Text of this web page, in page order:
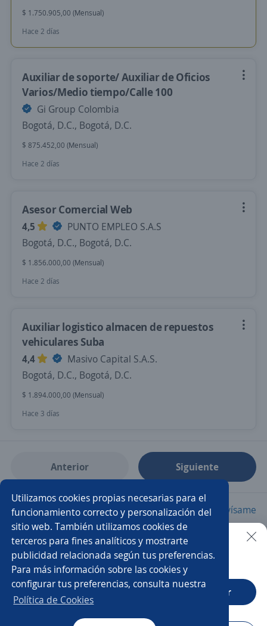
Utilizamos cookies propias necesarias para el
funcionamiento correcto y personalización del
sitio web. También utilizamos cookies de
terceros para fines analíticos y mostrarte
publicidad relacionada según tus preferencias.
Para más información sobre las cookies y
configurar tus preferencias, consulta nuestra
Política de Cookies
$ 1.750.905,00 (Mensual)
Hace 2 días
Auxiliar de soporte/ Auxiliar de Oficios
Varios/Medio tiempo/Calle 100
Gi Group Colombia
Bogotá, D.C., Bogotá, D.C.
$ 875.452,00 (Mensual)
Hace 2 días
Asesor Comercial Web
4,5
PUNTO EMPLEO S.A.S
Bogotá, D.C., Bogotá, D.C.
$ 1.856.000,00 (Mensual)
Hace 2 días
Auxiliar logistico almacen de repuestos
vehiculares Suba
4,4
Masivo Capital S.A.S.
Bogotá, D.C., Bogotá, D.C.
$ 1.894.000,00 (Mensual)
Hace 3 días
Anterior Siguiente
Nuevas ofertas de empleo Avísame
Empleos similares
Auxiliar contable Auxiliar de compras
Auxiliar administrativo/a
Buscar es más fácil en la app
CT App Abrir